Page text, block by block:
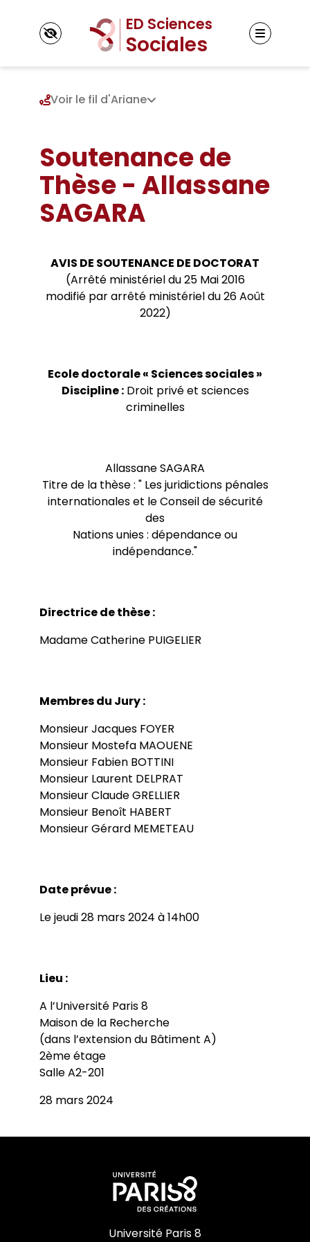
ED Sciences Sociales
Présentation de l’ED
Gouvernance et contacts
Unités de recherche
Doctorats préparés par l’ED
Inscription
Admission en doctorat
Thèses HDR
Formation & Vie scientifique
Cursus et validation ECTS
Evenements scientifiques
Séminaires et Atleliers de l’ED
Pistes de financements
Prix de thèse
Guide du doctorat
Représentants des doctorant.e.s - 2024
Réseaux de doctorants
ED Sciences Sociales - Lauréat.e.s Prix de
Voir le fil d'Ariane
Soutenance de
Thèse - Allassane
SAGARA
AVIS DE SOUTENANCE DE DOCTORAT
(Arrêté ministériel du 25 Mai 2016
modifié par arrêté ministériel du 26 Août
2022)
Ecole doctorale « Sciences sociales »
Discipline :Droit privé et sciences
criminelles
Allassane SAGARA
Titre de la thèse : " Les juridictions pénales
internationales et le Conseil de sécurité
des
Nations unies : dépendance ou
indépendance."
Directrice de thèse :
Madame Catherine PUIGELIER
Membres du Jury :
Monsieur Jacques FOYER
Monsieur Mostefa MAOUENE
Monsieur Fabien BOTTINI
Monsieur Laurent DELPRAT
Monsieur Claude GRELLIER
Monsieur Benoît HABERT
Monsieur Gérard MEMETEAU
Date prévue :
Le jeudi 28 mars 2024 à 14h00
Lieu :
A l’Université Paris 8
Maison de la Recherche
(dans l’extension du Bâtiment A)
2ème étage
Salle A2-201
28 mars 2024
Université Paris 8